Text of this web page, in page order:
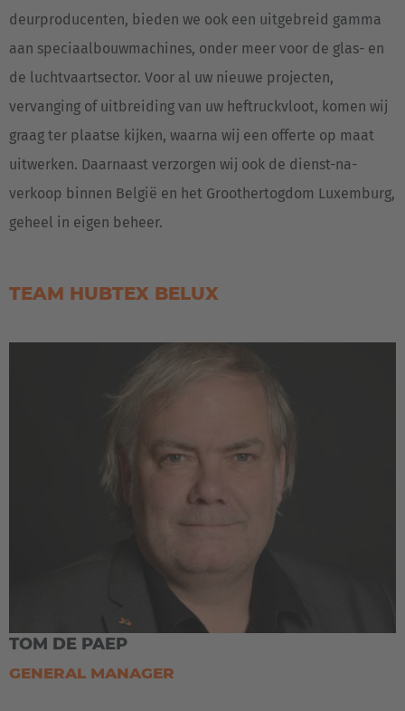
Deutsch
Deutschland
Deutsch
deurproducenten, bieden we ook een uitgebreid gamma
aan speciaalbouwmachines, onder meer voor de glas- en
de luchtvaartsector. Voor al uw nieuwe projecten,
vervanging of uitbreiding van uw heftruckvloot, komen wij
graag ter plaatse kijken, waarna wij een offerte op maat
uitwerken. Daarnaast verzorgen wij ook de dienst-na-
verkoop binnen België en het Groothertogdom Luxemburg,
geheel in eigen beheer.
TEAM HUBTEX BELUX
TOM DE PAEP
GENERAL MANAGER